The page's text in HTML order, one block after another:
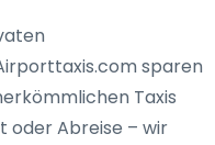
sparen
Taxis
oder Abreise – wir